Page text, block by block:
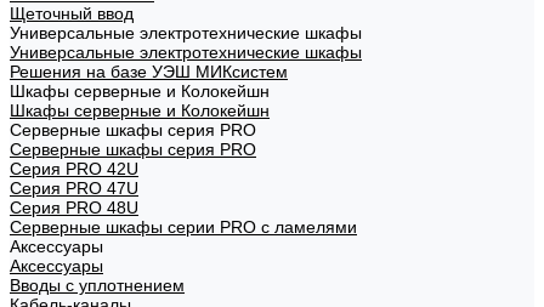
Щеточный ввод
Универсальные электротехнические шкафы
Универсальные электротехнические шкафы
Решения на базе УЭШ МИКсистем
Шкафы серверные и Колокейшн
Шкафы серверные и Колокейшн
Серверные шкафы серия PRO
Серверные шкафы серия PRO
Серия PRO 42U
Серия PRO 47U
Серия PRO 48U
Серверные шкафы серии PRO с ламелями
Аксессуары
Аксессуары
Вводы с уплотнением